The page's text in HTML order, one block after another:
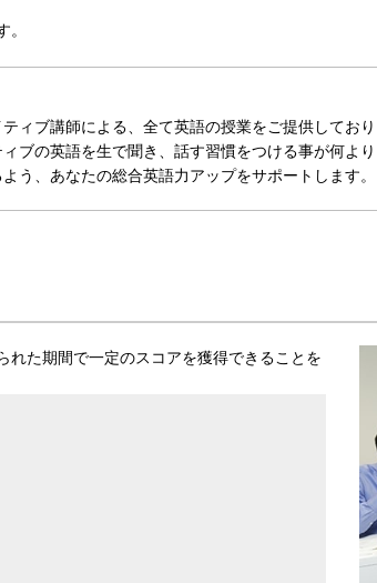
ィブ講師による、全て英語の授業をご提供しており
ブの英語を生で聞き、話す習慣をつける事が何よ
う、あなたの総合英語力アップをサポートします。
れた期間で一定のスコアを獲得できることを